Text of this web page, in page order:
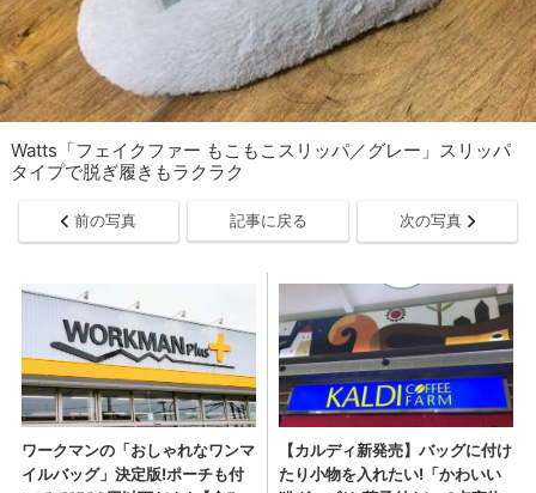
Watts「フェイクファー もこもこスリッパ／グレー」スリッパ
タイプで脱ぎ履きもラクラク
前の写真 記事に戻る 次の写真